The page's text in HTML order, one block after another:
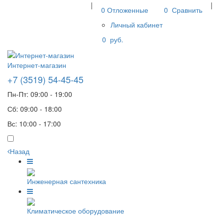
| 0 Отложенные 0 Сравнить
|
Личный кабинет
0 руб.
Интернет-магазин
+7 (3519) 54-45-45
Пн-Пт: 09:00 - 19:00
Сб: 09:00 - 18:00
Вс: 10:00 - 17:00
Назад
Инженерная сантехника
Климатическое оборудование